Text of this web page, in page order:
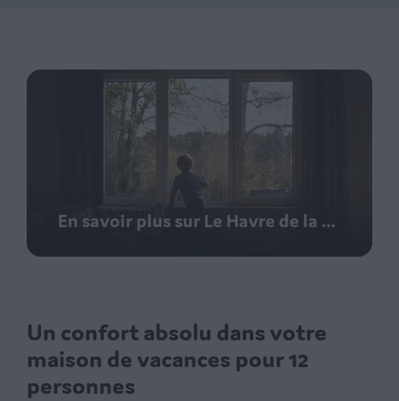
En savoir plus sur Le Havre de la Forêt
Un confort absolu dans votre
maison de vacances pour 12
personnes